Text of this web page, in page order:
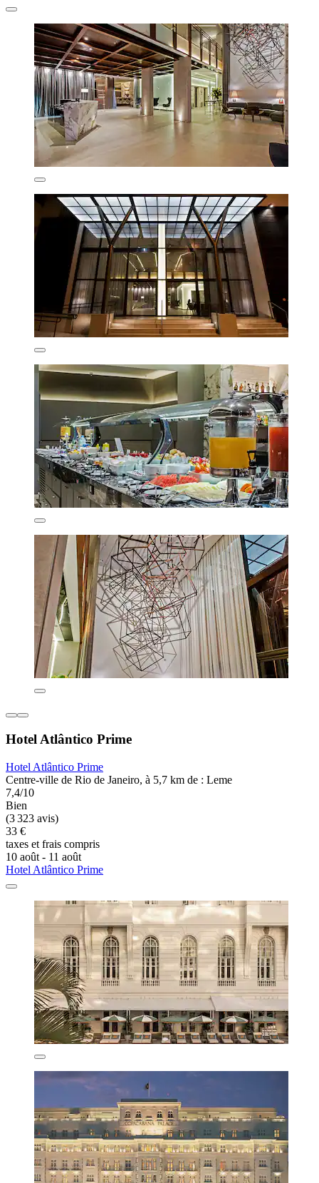
Hotel Atlântico Prime
Hotel Atlântico Prime
Centre-ville de Rio de Janeiro, à 5,7 km de : Leme
7,4/10
Bien
(3 323 avis)
33 €
taxes et frais compris
10 août - 11 août
Hotel Atlântico Prime